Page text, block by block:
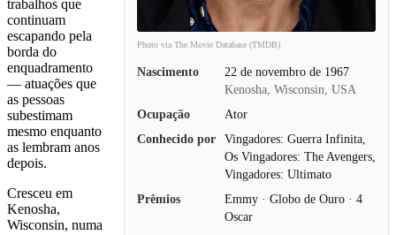
Photo via The Movie Database (TMDB)
Nascimento
22 de novembro de 1967
Kenosha, Wisconsin, USA
Ocupação
Ator
Conhecido por
Vingadores: Guerra Infinita,
Os Vingadores: The Avengers,
Vingadores: Ultimato
Prêmios
Emmy · Globo de Ouro · 4
Oscar
trabalhos que
continuam
escapando pela
borda do
enquadramento
— atuações que
as pessoas
subestimam
mesmo enquanto
as lembram anos
depois.
Cresceu em
Kenosha,
Wisconsin, numa